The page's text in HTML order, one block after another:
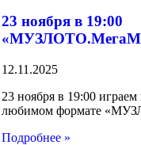
23 ноября в 19:00
12.11.2025
23 ноября в 19:00
любимом формате
Подробнее »